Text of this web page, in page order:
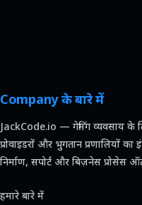
Company के बारे में
JackCode.io — गेमिंग व्यवसाय के
प्रोवाइडरों और भुगतान प्रणालियों
निर्माण, सपोर्ट और बिज़नेस प्रोसेस
हमारे बारे में